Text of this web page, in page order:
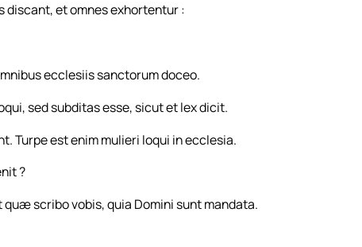
discant, et omnes exhortentur :
ecclesiis sanctorum doceo.
sed subditas esse, sicut et lex dicit.
Turpe est enim mulieri loqui in ecclesia.
?
scribo vobis, quia Domini sunt mandata.